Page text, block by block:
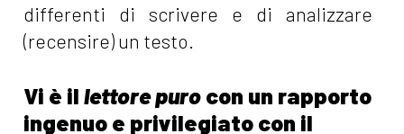
differenti di scrivere e di analizzare
(recensire) un testo.
Vi è illettore puro con un rapporto
ingenuo e privilegiato con il